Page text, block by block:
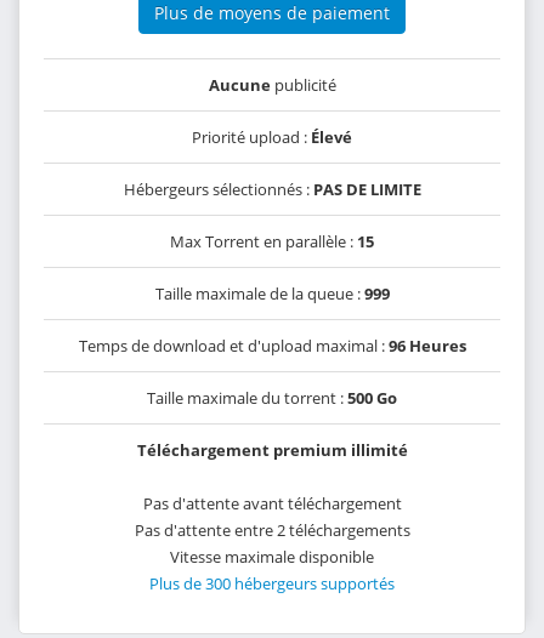
Plus de moyens de paiement
Aucunepublicité
Priorité upload : Élevé
Hébergeurs sélectionnés : PAS DE LIMITE
Max Torrent en parallèle : 15
Taille maximale de la queue :999
Temps de download et d'upload maximal :96 Heures
Taille maximale du torrent :500 Go
Téléchargement premium illimité
Pas d'attente avant téléchargement
Pas d'attente entre 2 téléchargements
Vitesse maximale disponible
Plus de 300 hébergeurs supportés